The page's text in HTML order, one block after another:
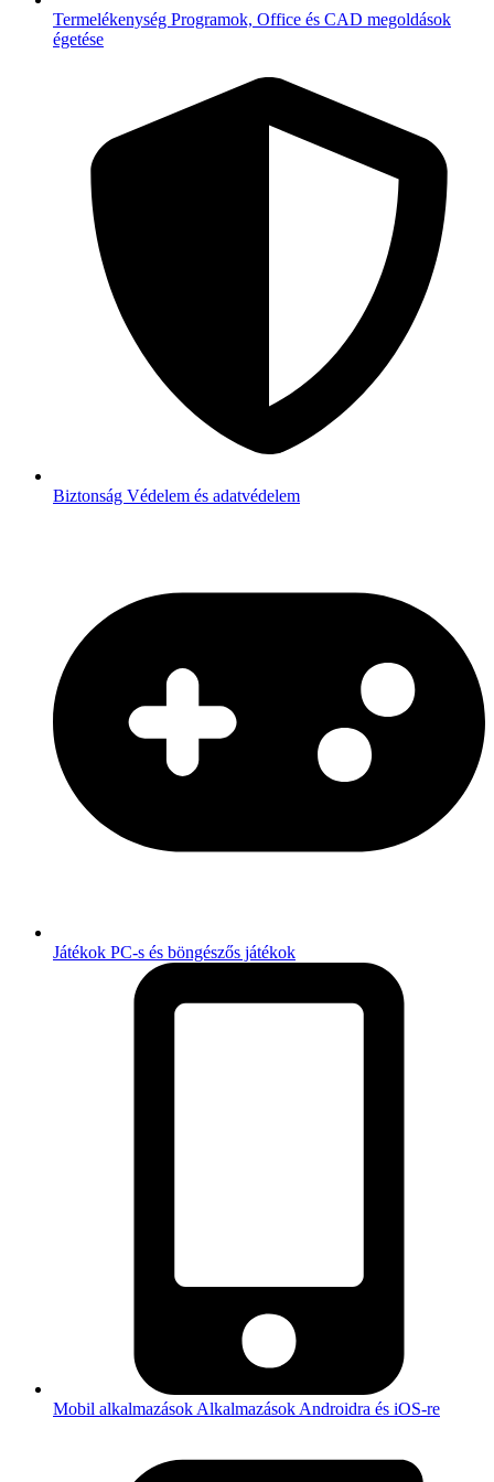
Termelékenység Programok, Office és CAD megoldások
égetése
Biztonság Védelem és adatvédelem
Játékok PC-s és böngészős játékok
Mobil alkalmazások Alkalmazások Androidra és iOS-re